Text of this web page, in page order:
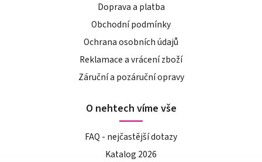
Doprava a platba
Obchodní podmínky
Ochrana osobních údajů
Reklamace a vrácení zboží
Záruční a pozáruční opravy
O nehtech víme vše
FAQ - nejčastější dotazy
Katalog 2026